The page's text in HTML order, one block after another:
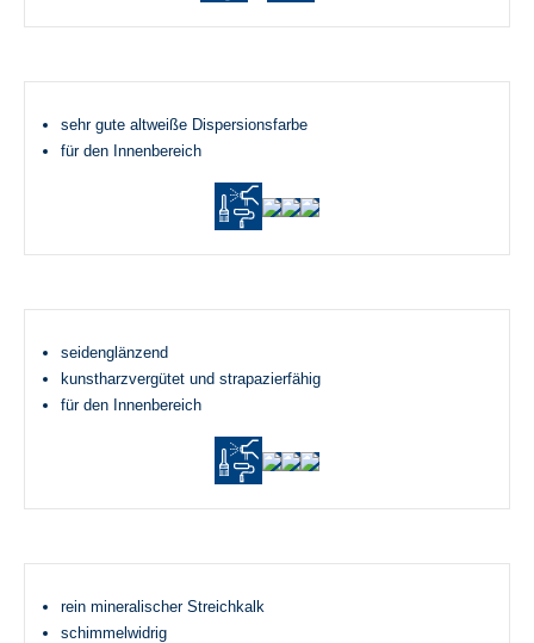
sehr gute altweiße Dispersionsfarbe
für den Innenbereich
seidenglänzend
kunstharzvergütet und strapazierfähig
für den Innenbereich
rein mineralischer Streichkalk
schimmelwidrig